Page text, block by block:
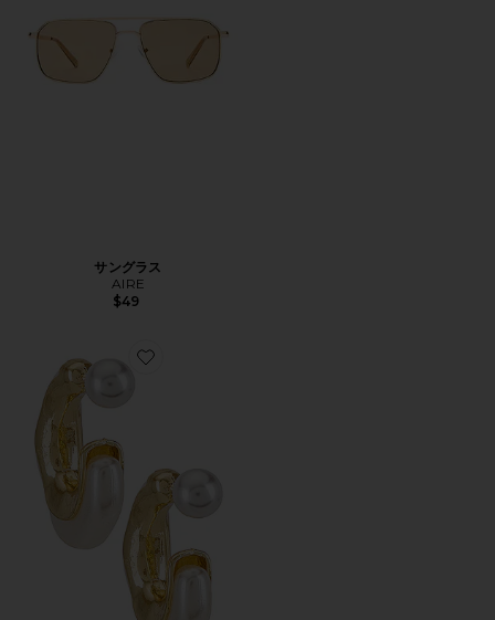
サングラス
AIRE
$49
Favorite OTTER PEARL イヤリング